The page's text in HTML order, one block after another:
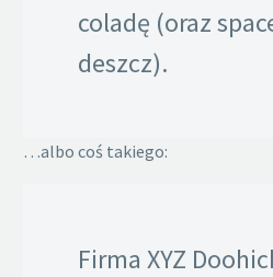
coladę (oraz
deszcz).
…albo coś takiego:
Firma XYZ